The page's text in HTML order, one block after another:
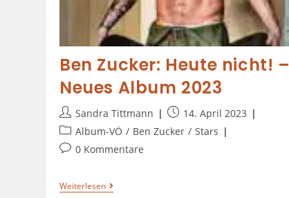
Ben Zucker: Heute nicht! –
Neues Album 2023
Sandra Tittmann
14. April 2023
Album-VÖ / Ben Zucker / Stars
0 Kommentare
Weiterlesen